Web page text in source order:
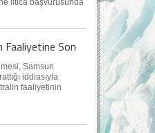
iltica başvurusunda
Faaliyetine Son
Samsun
iddiasıyla
faaliyetinin